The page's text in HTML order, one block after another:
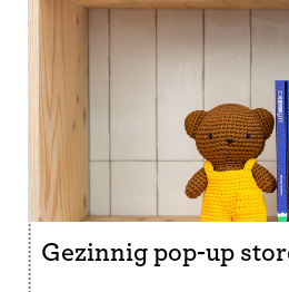
Gezinnig pop-up